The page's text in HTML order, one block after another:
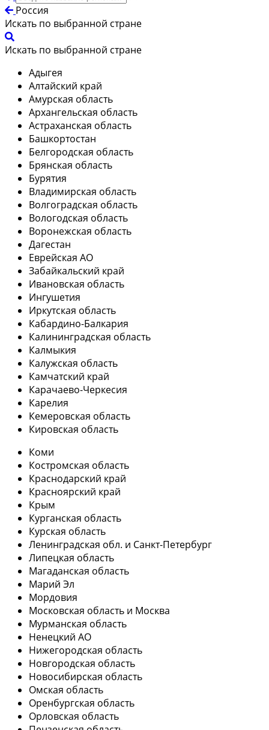
Россия
Искать по выбранной стране
Искать по выбранной стране
Адыгея
Алтайский край
Амурская область
Архангельская область
Астраханская область
Башкортостан
Белгородская область
Брянская область
Бурятия
Владимирская область
Волгоградская область
Вологодская область
Воронежская область
Дагестан
Еврейская АО
Забайкальский край
Ивановская область
Ингушетия
Иркутская область
Кабардино-Балкария
Калининградская область
Калмыкия
Калужская область
Камчатский край
Карачаево-Черкесия
Карелия
Кемеровская область
Кировская область
Коми
Костромская область
Краснодарский край
Красноярский край
Крым
Курганская область
Курская область
Ленинградская обл. и Санкт-Петербург
Липецкая область
Магаданская область
Марий Эл
Мордовия
Московская область и Москва
Мурманская область
Ненецкий АО
Нижегородская область
Новгородская область
Новосибирская область
Омская область
Оренбургская область
Орловская область